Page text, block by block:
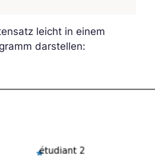
leicht in einem
darstellen: